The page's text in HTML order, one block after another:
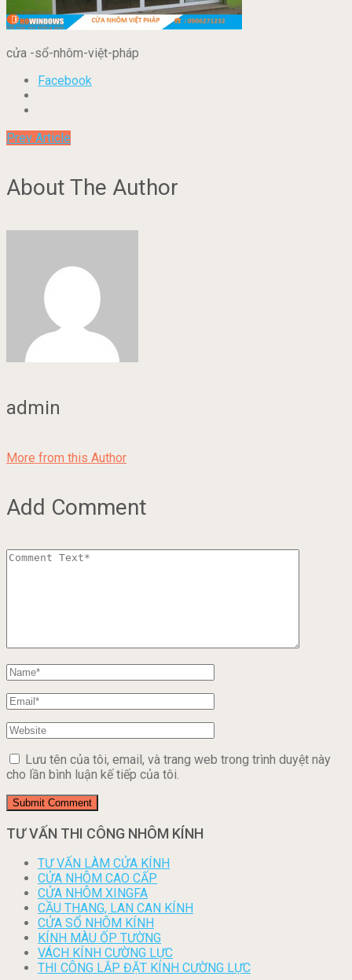
cửa -sổ-nhôm-việt-pháp
Facebook
Prev Article
About The Author
admin
More from this Author
Add Comment
Lưu tên của tôi, email, và trang web trong trình duyệt này
cho lần bình luận kế tiếp của tôi.
TƯ VẤN THI CÔNG NHÔM KÍNH
TƯ VẤN LÀM CỬA KÍNH
CỬA NHÔM CAO CẤP
CỬA NHÔM XINGFA
CẦU THANG, LAN CAN KÍNH
CỬA SỔ NHÔM KÍNH
KÍNH MÀU ỐP TƯỜNG
VÁCH KÍNH CƯỜNG LỰC
THI CÔNG LẮP ĐẶT KÍNH CƯỜNG LỰC